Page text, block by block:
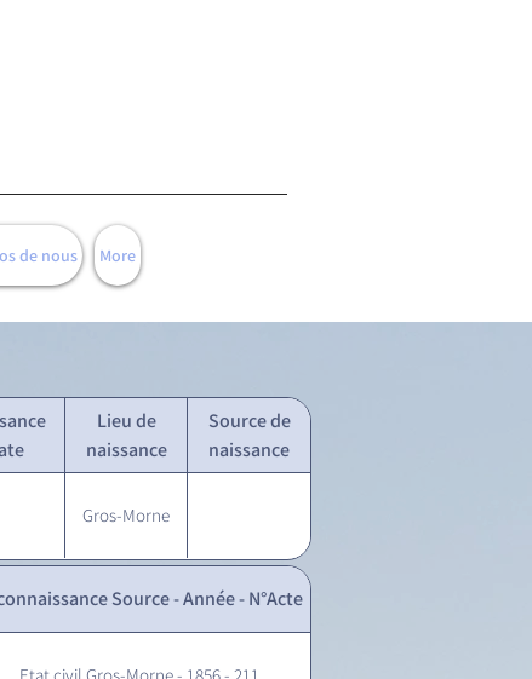
de nous More
Lieu de
naissance
Source de
naissance
Gros-Morne
Source - Année - N°Acte